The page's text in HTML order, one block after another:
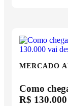
MERCADO
Como
R$